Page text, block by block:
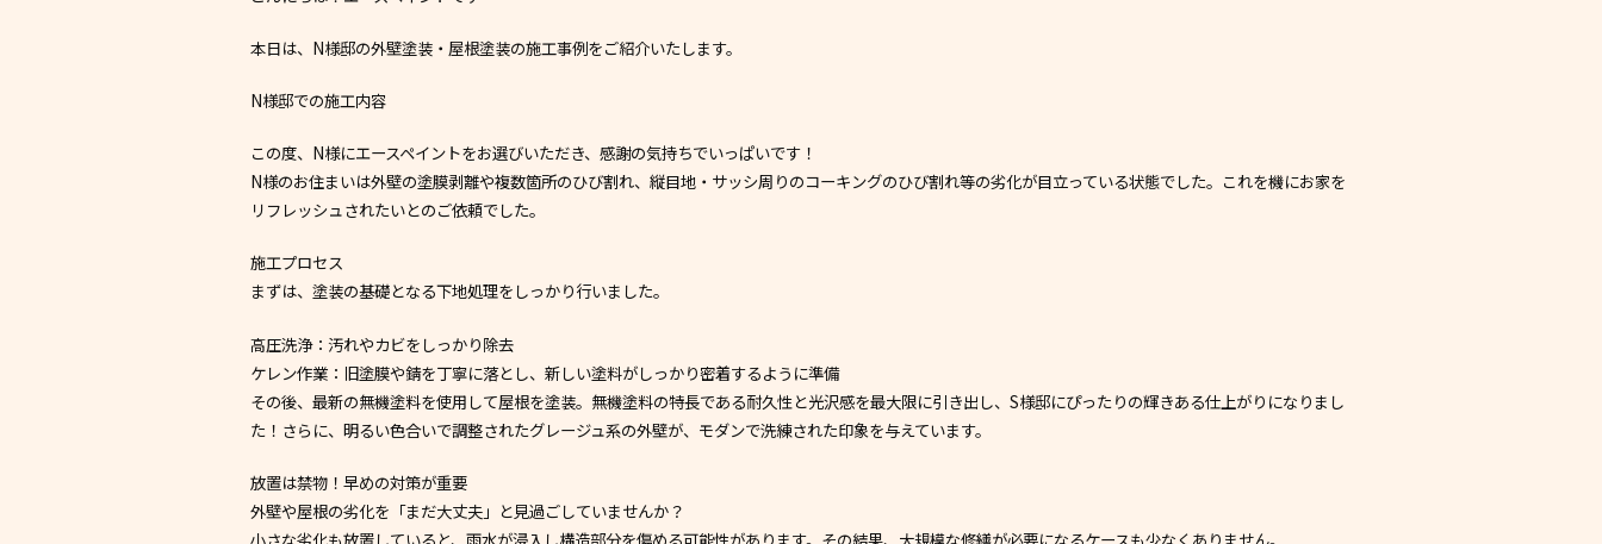
本日は、N様邸の外壁塗装・屋根塗装の施工事例をご紹介いたします。
N様邸での施工内容
この度、N様にエースペイントをお選びいただき、感謝の気持ちでいっぱいです！
N様のお住まいは外壁の塗膜剥離や複数箇所のひび割れ、縦目地・サッシ周りのコーキングのひび割れ等の劣化が目立っている状態でした。これを機にお家を
リフレッシュされたいとのご依頼でした。
施工プロセス
まずは、塗装の基礎となる下地処理をしっかり行いました。
高圧洗浄：汚れやカビをしっかり除去
ケレン作業：旧塗膜や錆を丁寧に落とし、新しい塗料がしっかり密着するように準備
その後、最新の無機塗料を使用して屋根を塗装。無機塗料の特長である耐久性と光沢感を最大限に引き出し、S様邸にぴったりの輝きある仕上がりになりまし
た！さらに、明るい色合いで調整されたグレージュ系の外壁が、モダンで洗練された印象を与えています。
放置は禁物！早めの対策が重要
外壁や屋根の劣化を「まだ大丈夫」と見過ごしていませんか？
小さな劣化も放置していると、雨水が浸入し構造部分を傷める可能性があります。その結果、大規模な修繕が必要になるケースも少なくありません。